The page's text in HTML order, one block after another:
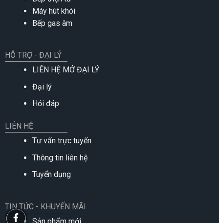
Máy hút khói
Bếp gas âm
HỖ TRỢ - ĐẠI LÝ
LIÊN HỆ MỞ ĐẠI LÝ
Đại lý
Hỏi đáp
LIÊN HỆ
Tư vấn trực tuyến
Thông tin liên hệ
Tuyển dụng
TIN TỨC - KHUYẾN MÃI
Sản phẩm mới